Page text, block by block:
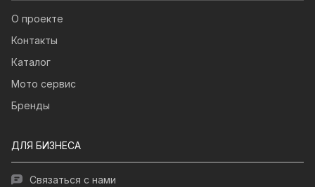
О проекте
Контакты
Каталог
Мото сервис
Бренды
ДЛЯ БИЗНЕСА
Связаться с нами